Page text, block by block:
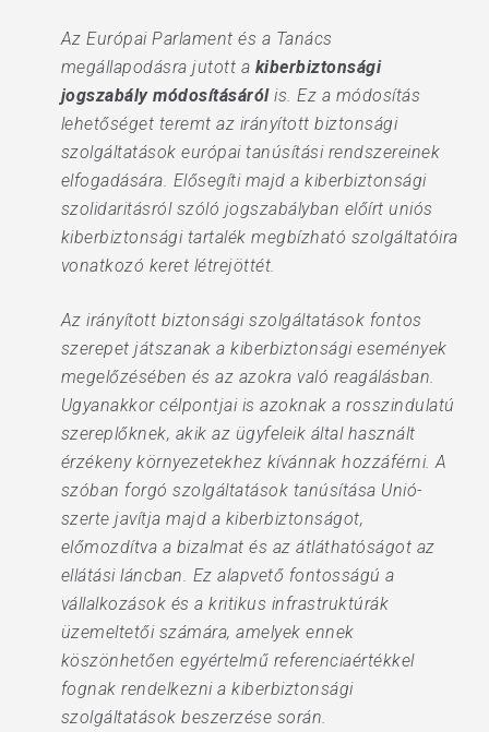
Az Európai Parlament és a Tanács
megállapodásra jutott a kiberbiztonsági
jogszabály módosításárólis. Ez a módosítás
lehetőséget teremt az irányított biztonsági
szolgáltatások európai tanúsítási rendszereinek
elfogadására. Elősegíti majd a kiberbiztonsági
szolidaritásról szóló jogszabályban előírt uniós
kiberbiztonsági tartalék megbízható szolgáltatóira
vonatkozó keret létrejöttét.
Az irányított biztonsági szolgáltatások fontos
szerepet játszanak a kiberbiztonsági események
megelőzésében és az azokra való reagálásban.
Ugyanakkor célpontjai is azoknak a rosszindulatú
szereplőknek, akik az ügyfeleik által használt
érzékeny környezetekhez kívánnak hozzáférni. A
szóban forgó szolgáltatások tanúsítása Unió-
szerte javítja majd a kiberbiztonságot,
előmozdítva a bizalmat és az átláthatóságot az
ellátási láncban. Ez alapvető fontosságú a
vállalkozások és a kritikus infrastruktúrák
üzemeltetői számára, amelyek ennek
köszönhetően egyértelmű referenciaértékkel
fognak rendelkezni a kiberbiztonsági
szolgáltatások beszerzése során.